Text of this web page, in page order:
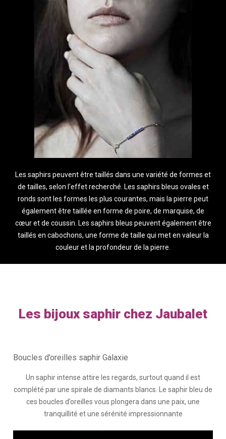
Les saphirs peuvent être taillés dans une variété de formes et
de tailles, selon l'effet recherché. Les saphirs bleus ovales et
ronds sont les formes les plus courantes, mais la pierre peut
également être taillée en forme de poire, de marquise, de
cœur et de coussin. Les saphirs bleus peuvent également être
taillés en cabochons, une forme de taille qui met en valeur la
couleur et la profondeur de la pierre.
Les bijoux saphir chez Jaubalet
Boucles d’oreilles saphir Galaxie
Un saphir intense attire les regards, surtout quand il est
complété par une spirale de diamants blancs. Le saphir bleu de
ces boucles d’oreilles vous plongera dans une paix, une
tranquillité et une sérénité impressionnante